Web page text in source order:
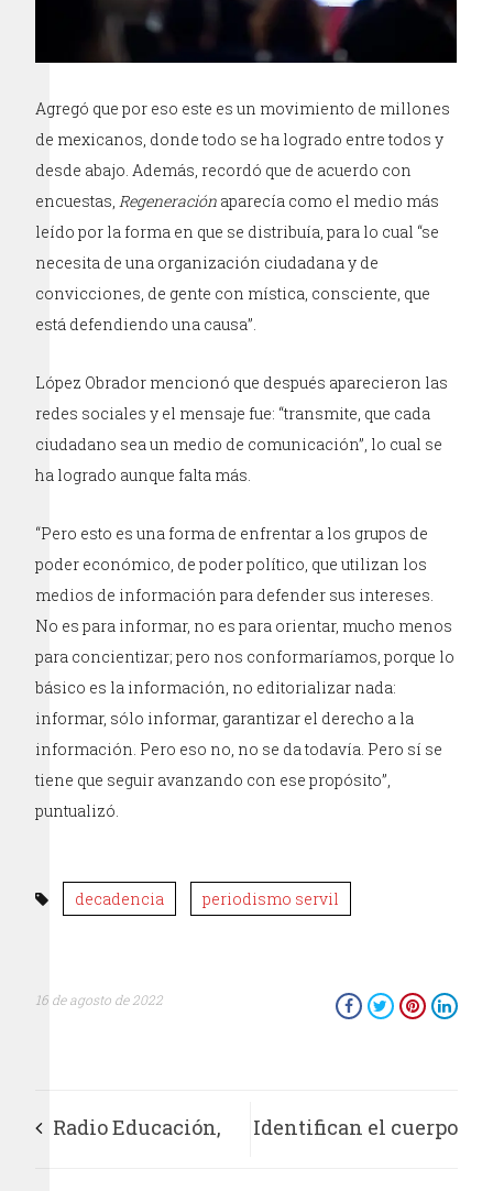
Agregó que por eso este es un movimiento de millones
de mexicanos, donde todo se ha logrado entre todos y
desde abajo. Además, recordó que de acuerdo con
encuestas, Regeneración aparecía como el medio más
leído por la forma en que se distribuía, para lo cual “se
necesita de una organización ciudadana y de
convicciones, de gente con mística, consciente, que
está defendiendo una causa”.
López Obrador mencionó que después aparecieron las
redes sociales y el mensaje fue: “transmite, que cada
ciudadano sea un medio de comunicación”, lo cual se
ha logrado aunque falta más.
“Pero esto es una forma de enfrentar a los grupos de
poder económico, de poder político, que utilizan los
medios de información para defender sus intereses.
No es para informar, no es para orientar, mucho menos
para concientizar; pero nos conformaríamos, porque lo
básico es la información, no editorializar nada:
informar, sólo informar, garantizar el derecho a la
información. Pero eso no, no se da todavía. Pero sí se
tiene que seguir avanzando con ese propósito”,
puntualizó.
decadencia periodismo servil
16 de agosto de 2022
Radio Educación, Identifican el cuerpo